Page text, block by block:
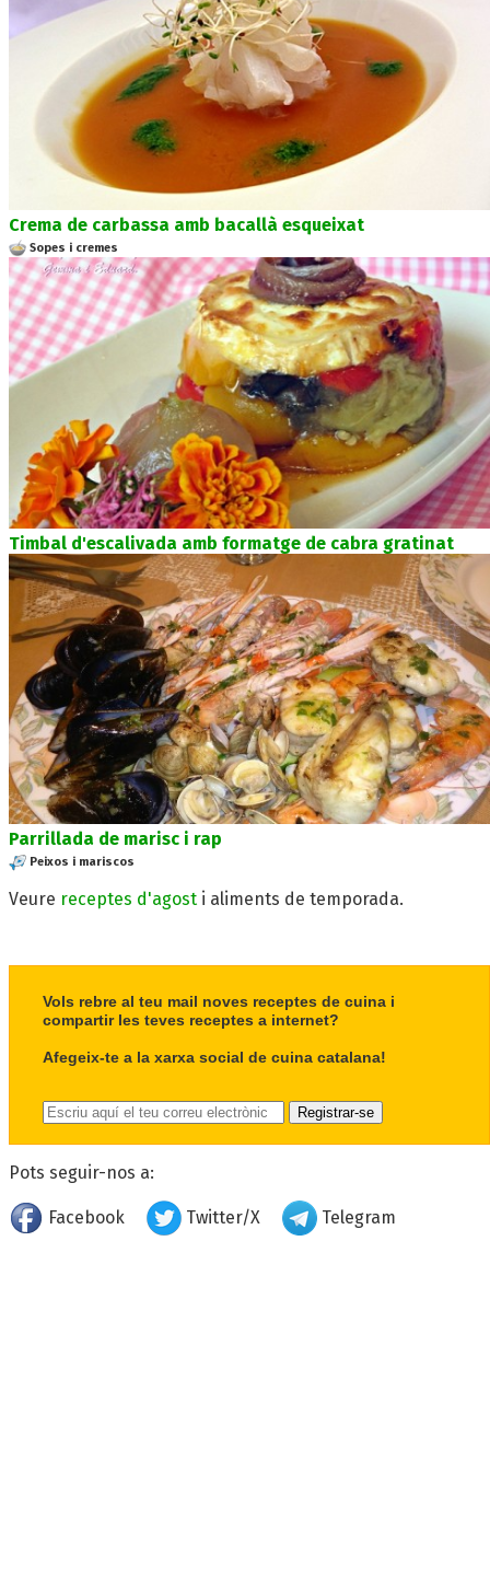
Crema de carbassa amb bacallà esqueixat
Sopes i cremes
Timbal d'escalivada amb formatge de cabra gratinat
Parrillada de marisc i rap
Peixos i mariscos
Veure receptes d'agost i aliments de temporada.
Vols rebre al teu mail noves receptes de cuina i
compartir les teves receptes a internet?
Afegeix-te a la xarxa social de cuina catalana!
Pots seguir-nos a:
Facebook Twitter/X Telegram